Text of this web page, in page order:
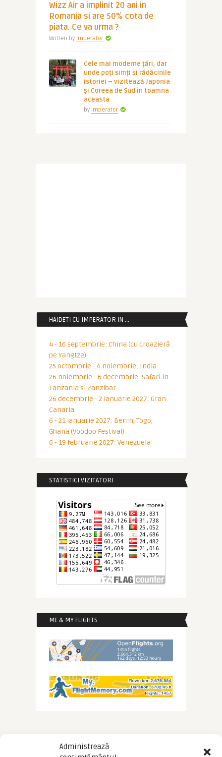
Administrează
Wizz Air a implinit 20 ani in
Romania si are 50% cota de
piata. Ce va urma ?
Written by Imperator
Cele mai moderne țări, dar
unde poți simți și rădăcinile
istoriei – vizitează Japonia
și Coreea de Sud în toamna
aceasta
by Imperator
HAIDETI CU IMPERATOR IN …
4 - 16 septembrie: China (cu croazieră
pe Yangtze)
25 octombrie - 4 noiembrie: India
26 noiembrie - 6 decembrie: Safari in
Tanzania si Zanzibar
26 decembrie - 2 ianuarie 2027: Gran
Canaria
6 - 21 ianuarie 2027: Benin, Togo,
Ghana (Voodoo Festival)
6 - 19 februarie 2027: Venezuela
STATISTICI VIZITATORI
ME & MY FLIGHTS